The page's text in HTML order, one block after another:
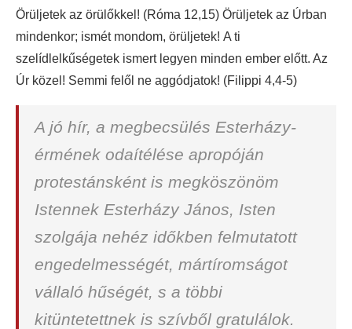
Örüljetek az örülőkkel! (Róma 12,15) Örüljetek az Úrban
mindenkor; ismét mondom, örüljetek! A ti
szelídlelkűségetek ismert legyen minden ember előtt. Az
Úr közel! Semmi felől ne aggódjatok! (Filippi 4,4-5)
A jó hír, a megbecsülés Esterházy-
érmének odaítélése apropóján
protestánsként is megköszönöm
Istennek Esterházy János, Isten
szolgája nehéz időkben felmutatott
engedelmességét, mártíromságot
vállaló hűségét, s a többi
kitüntetettnek is szívből gratulálok.